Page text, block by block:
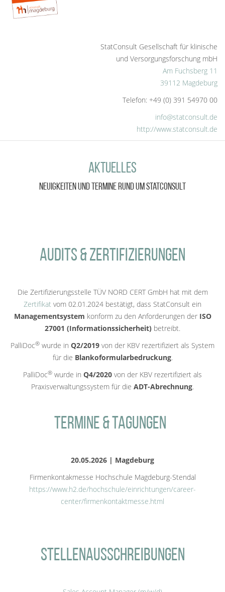
StatConsult Gesellschaft für klinische
und Versorgungsforschung mbH
Am Fuchsberg 11
39112 Magdeburg
Telefon: +49 (0) 391 54970 00
info@statconsult.de
http://www.statconsult.de
Aktuelles
Neuigkeiten und Termine rund um StatConsult
Audits &Zertifizierungen
Die Zertifizierungsstelle TÜV NORD CERT GmbH hat mit dem
Zertifikat vom 02.01.2024 bestätigt, dass StatConsult ein
Managementsystem konform zu den Anforderungen der ISO
27001 (Informationssicherheit) betreibt.
PalliDoc® wurde in Q2/2019 von der KBV rezertifiziert als System
für die Blankoformularbedruckung.
PalliDoc® wurde in Q4/2020 von der KBV rezertifiziert als
Praxisverwaltungssystem für die ADT-Abrechnung.
Termine & Tagungen
20.05.2026 | Magdeburg
Firmenkontakmesse Hochschule Magdeburg-Stendal
https://www.h2.de/hochschule/einrichtungen/career-
center/firmenkontaktmesse.html
Stellenausschreibungen